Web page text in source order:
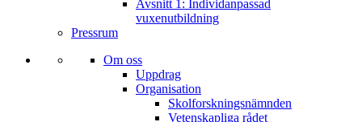
Avsnitt 1: Individanpassad
vuxenutbildning
Pressrum
Om oss
Uppdrag
Organisation
Skolforskningsnämnden
Vetenskapliga rådet